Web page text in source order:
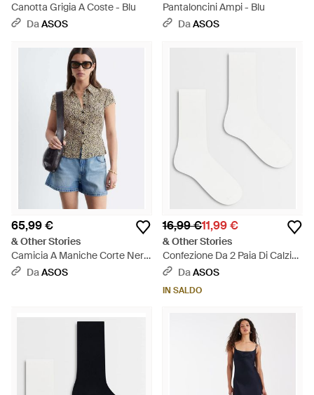
Canotta Grigia A Coste - Blu
DaASOS
Pantaloncini Ampi - Blu
DaASOS
65,99 €
& Other Stories
Camicia A Maniche Corte Nera
- BluDaASOS
16,99 €11,99 €
& Other Stories
Confezione Da 2 Paia Di Calzini
Bianchi - Neutro
DaASOS
IN SALDO